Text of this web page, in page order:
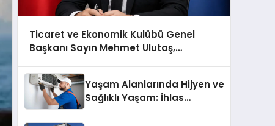
Ticaret ve Ekonomik Kulübü Genel
Başkanı Sayın Mehmet Ulutaş,
şunları kaydetti:
Yaşam Alanlarında Hijyen ve
Sağlıklı Yaşam: İhlas